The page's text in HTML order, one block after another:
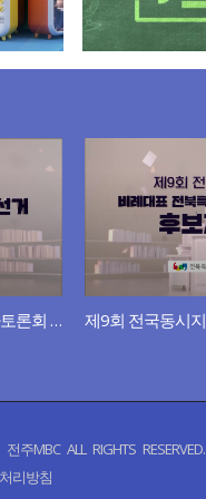
제9회 전국동시지방선거 후보자토론회 - 전북특별자치도교육감
MBC ALL RIGHTS RESERVED.
리방침